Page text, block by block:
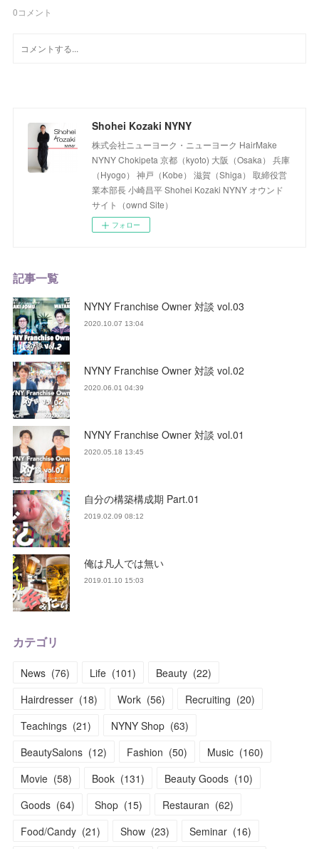
0コメント
Shohei Kozaki NYNY
株式会社ニューヨーク・ニューヨーク HairMake
NYNY Chokipeta 京都（kyoto) 大阪（Osaka） 兵庫
（Hyogo） 神戸（Kobe） 滋賀（Shiga） 取締役営
業本部長 小崎昌平 Shohei Kozaki NYNY オウンド
サイト（ownd Site）
フォロー
記事一覧
NYNY Franchise Owner 対談 vol.03
2020.10.07 13:04
NYNY Franchise Owner 対談 vol.02
2020.06.01 04:39
NYNY Franchise Owner 対談 vol.01
2020.05.18 13:45
自分の構築構成期 Part.01
2019.02.09 08:12
俺は凡人では無い
2019.01.10 15:03
カテゴリ
News (76) Life (101) Beauty (22)
Hairdresser (18) Work (56) Recruiting (20)
Teachings (21) NYNY Shop (63)
BeautySalons (12) Fashion (50) Music (160)
Movie (58) Book (131) Beauty Goods (10)
Goods (64) Shop (15) Restauran (62)
Food/Candy (21) Show (23) Seminar (16)